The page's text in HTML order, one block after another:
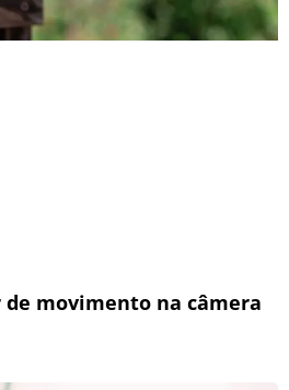
de movimento na câmera